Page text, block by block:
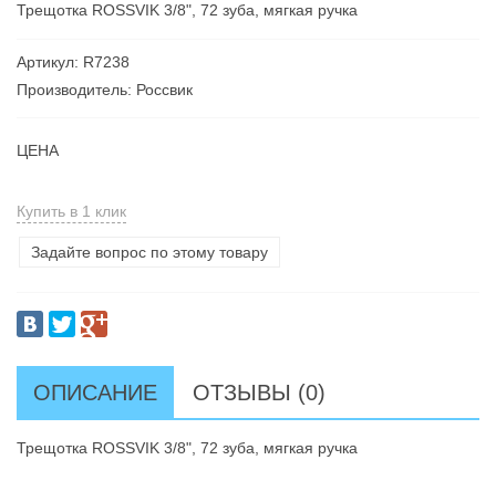
Трещотка ROSSVIK 3/8", 72 зуба, мягкая ручка
Артикул: R7238
Производитель: Россвик
ЦЕНА
Купить в 1 клик
Задайте вопрос по этому товару
ОПИСАНИЕ ОТЗЫВЫ (0)
Трещотка ROSSVIK 3/8", 72 зуба, мягкая ручка